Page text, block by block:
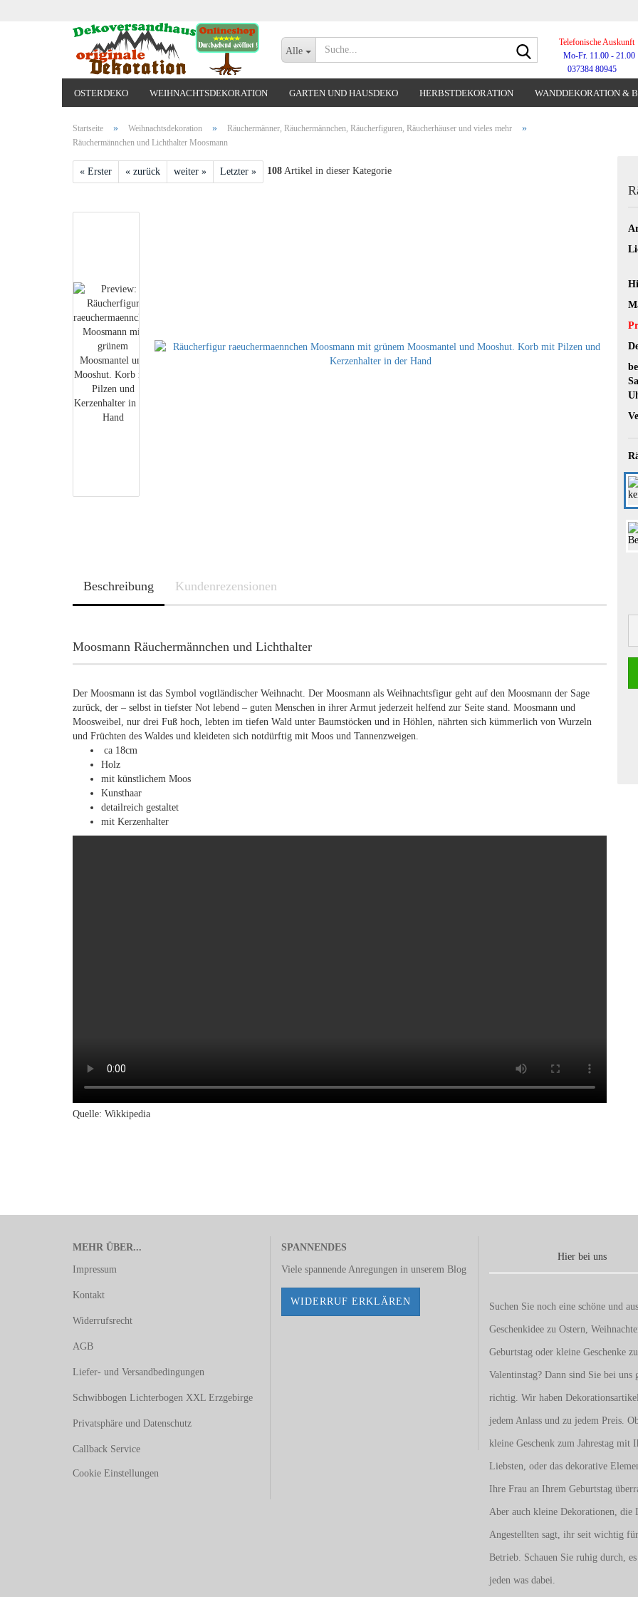
Alle
Suche...Telefonische Auskunft
Mo-Fr. 11.00 - 21.00
037384 80945
OSTERDEKO WEIHNACHTSDEKORATION GARTEN UND HAUSDEKO HERBSTDEKORATION WANDDEKORATION &
Startseite » Weihnachtsdekoration » Räuchermänner, Räuchermännchen, Räucherfiguren, Räucherhäuser und vieles mehr »
Räuchermännchen und Lichthalter Moosmann
« Erster « zurück weiter » Letzter » 108 Artikel in dieser Kategorie
Beschreibung Kundenrezensionen
Moosmann Räuchermännchen und Lichthalter
Der Moosmann ist das Symbol vogtländischer Weihnacht. Der Moosmann als Weihnachtsfigur geht auf den Moosmann der Sage
zurück, der – selbst in tiefster Not lebend – guten Menschen in ihrer Armut jederzeit helfend zur Seite stand. Moosmann und
Moosweibel, nur drei Fuß hoch, lebten im tiefen Wald unter Baumstöcken und in Höhlen, nährten sich kümmerlich von Wurzeln
und Früchten des Waldes und kleideten sich notdürftig mit Moos und Tannenzweigen.
ca 18cm
Holz
mit künstlichem Moos
Kunsthaar
detailreich gestaltet
mit Kerzenhalter
Quelle: Wikkipedia
MEHR ÜBER...
Impressum
Kontakt
Widerrufsrecht
AGB
Liefer- und Versandbedingungen
Schwibbogen Lichterbogen XXL Erzgebirge
Privatsphäre und Datenschutz
Callback Service
Cookie Einstellungen
SPANNENDES
Viele spannende Anregungen in unserem Blog
WIDERRUF ERKLÄREN
Hier bei uns
Suchen Sie noch eine schöne und
Geschenkidee zu Ostern,
Geburtstag oder kleine Geschenke
Valentinstag? Dann sind Sie bei uns
richtig. Wir haben
jedem Anlass und zu jedem Preis.
kleine Geschenk zum Jahrestag mit
Liebsten, oder das dekorative
Ihre Frau an Ihrem Geburtstag
Aber auch kleine Dekorationen, die
Angestellten sagt, ihr seit wichtig
Betrieb. Schauen Sie ruhig durch,
jeden was dabei.